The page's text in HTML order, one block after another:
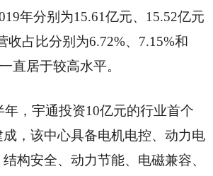
年分别为15.61亿元、15.52亿元
收占比分别为6.72%、7.15%和
直居于较高水平。
年，宇通投资10亿元的行业首个
，该中心具备电机电控、动力电
构安全、动力节能、电磁兼容、